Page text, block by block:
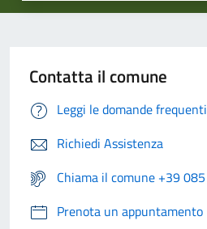
Contatta il comune
Leggi le domande frequenti
Richiedi Assistenza
Chiama il comune +39
Prenota un appuntamento